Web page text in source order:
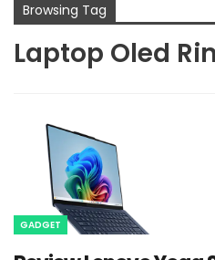
Browsing Tag
Laptop Oled
GADGET